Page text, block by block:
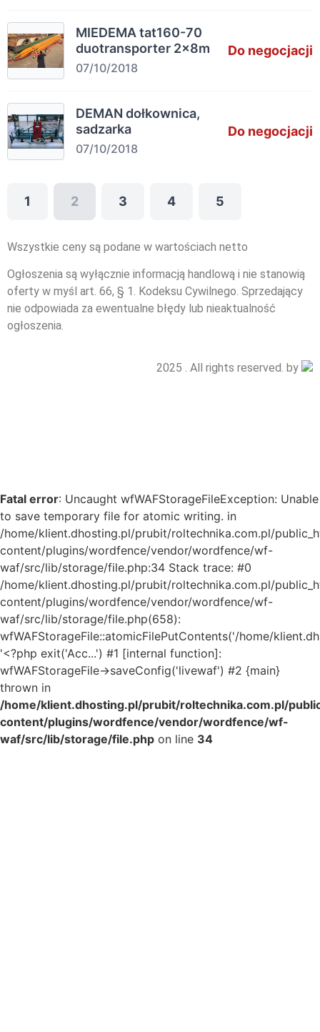
MIEDEMA tat160-70
duotransporter 2x8m
07/10/2018
Do negocjacji
DEMAN dołkownica,
sadzarka
07/10/2018
Do negocjacji
1 2 3 4 5
Wszystkie ceny są podane w wartościach netto
Ogłoszenia są wyłącznie informacją handlową i nie stanowią
oferty w myśl art. 66, § 1. Kodeksu Cywilnego. Sprzedający
nie odpowiada za ewentualne błędy lub nieaktualność
ogłoszenia.
2025 . All rights reserved. by
Fatal error: Uncaught wfWAFStorageFileException: Unable
to save temporary file for atomic writing. in
/home/klient.dhosting.pl/prubit/roltechnika.com.pl/
content/plugins/wordfence/vendor/wordfence/wf-
waf/src/lib/storage/file.php:34 Stack trace: #0
/home/klient.dhosting.pl/prubit/roltechnika.com.pl/
content/plugins/wordfence/vendor/wordfence/wf-
waf/src/lib/storage/file.php(658):
wfWAFStorageFile::atomicFilePutContents('/home/
'<?php exit('Acc...') #1 [internal function]:
wfWAFStorageFile->saveConfig('livewaf') #2 {main}
thrown in
/home/klient.dhosting.pl/prubit/roltechnika.com.pl/
content/plugins/wordfence/vendor/wordfence/wf-
waf/src/lib/storage/file.php on line 34